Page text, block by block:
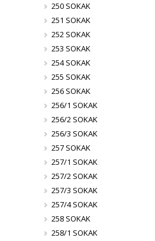
250 SOKAK
251 SOKAK
252 SOKAK
253 SOKAK
254 SOKAK
255 SOKAK
256 SOKAK
256/1 SOKAK
256/2 SOKAK
256/3 SOKAK
257 SOKAK
257/1 SOKAK
257/2 SOKAK
257/3 SOKAK
257/4 SOKAK
258 SOKAK
258/1 SOKAK